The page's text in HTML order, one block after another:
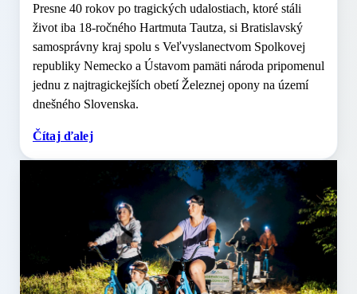
Presne 40 rokov po tragických udalostiach, ktoré stáli
život iba 18-ročného Hartmuta Tautza, si Bratislavský
samosprávny kraj spolu s Veľvyslanectvom Spolkovej
republiky Nemecko a Ústavom pamäti národa pripomenul
jednu z najtragickejších obetí Železnej opony na území
dnešného Slovenska.
Čítaj ďalej